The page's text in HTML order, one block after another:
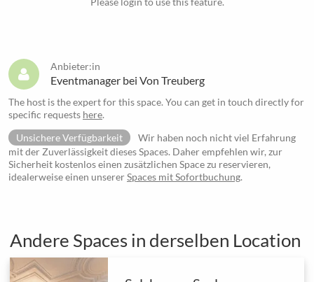
Anbieter:in
Eventmanager bei Von Treuberg
The host is the expert for this space. You can get in touch directly for
specific requests here.
Unsichere Verfügbarkeit
Wir haben noch nicht viel Erfahrung
mit der Zuverlässigkeit dieses Spaces. Daher empfehlen wir, zur
Sicherheit kostenlos einen zusätzlichen Space zu reservieren,
idealerweise einen unsererSpaces mit Sofortbuchung.
Andere Spaces in derselben Location